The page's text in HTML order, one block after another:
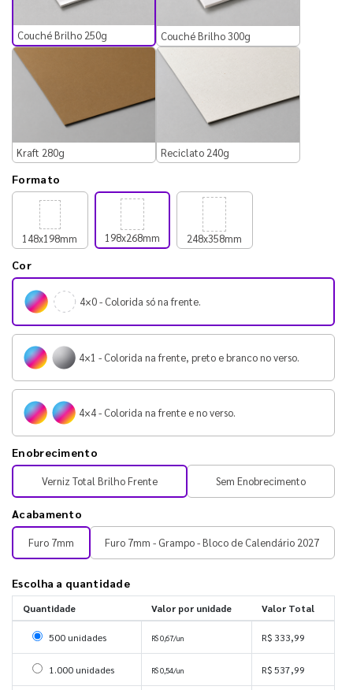
Couché Brilho 250g Couché Brilho 300g
Kraft 280g Reciclato 240g
Formato
148x198mm 198x268mm 248x358mm
Cor
4×0 - Colorida só na frente.
4×1 - Colorida na frente, preto e branco no verso.
4×4 - Colorida na frente e no verso.
Enobrecimento
Verniz Total Brilho Frente Sem Enobrecimento
Acabamento
Furo 7mm Furo 7mm - Grampo - Bloco de Calendário 2027
Escolha a quantidade
Quantidade Valor por unidade Valor Total
Selecionar 500 unidades
500 unidades R$ 0,67/un R$ 333,99
Selecionar 1000 unidades
1.000 unidades R$ 0,54/un R$ 537,99